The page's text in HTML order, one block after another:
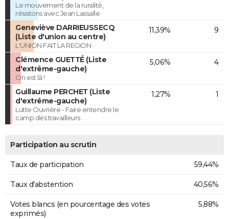
Le mouvement de la ruralité,
résistons avec Jean Lassalle
Geneviève DARRIEUSSECQ
(Liste d'union au centre)
L'UNION FAIT LA REGION
11,39% 9
Clémence GUETTÉ (Liste
d'extrême-gauche)
On est là !
5,06% 4
Guillaume PERCHET (Liste
d'extrême-gauche)
Lutte Ouvrière - Faire entendre le
camp des travailleurs
1,27% 1
Participation au scrutin
Taux de participation 59,44%
Taux d'abstention 40,56%
Votes blancs (en pourcentage des votes
exprimés)
5,88%